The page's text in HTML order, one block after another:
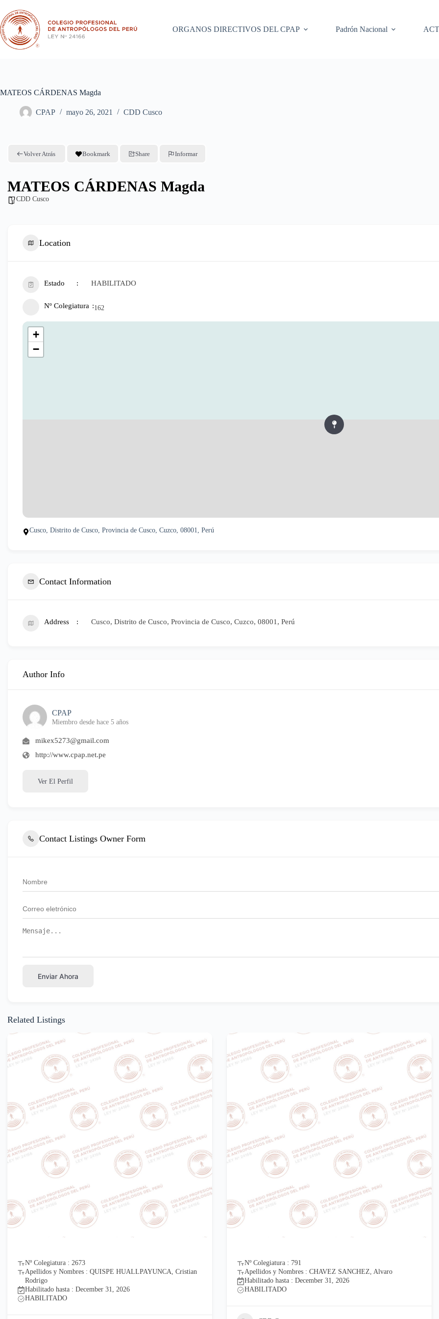
contenido
ORGANOS DIRECTIVOS DEL CPAP
Padrón Nacional
MATEOS CÁRDENAS Magda
CPAP mayo 26, 2021 CDD Cusco
Volver Atrás Bookmark Share Informar
MATEOS CÁRDENAS Magda
CDD Cusco
Location
Estado HABILITADO
Nº Colegiatura 162
+
−
Cusco, Distrito de Cusco, Provincia de Cusco, Cuzco, 08001, Perú
Contact Information
Address Cusco, Distrito de Cusco, Provincia de Cusco, Cuzco, 08001, Perú
Author Info
CPAP
Miembro desde hace 5 años
mikex5273@gmail.com
http://www.cpap.net.pe
Ver El Perfil
Contact Listings Owner Form
Enviar Ahora
Related Listings
Nº Colegiatura : 2673
Apellidos y Nombres : QUISPE HUALLPAYUNCA, Cristian
Rodrigo
Habilitado hasta : December 31, 2026
HABILITADO
Nº Colegiatura : 791
Apellidos y Nombres : CHAVEZ SANCHEZ, Alvaro
Habilitado hasta : December 31, 2026
HABILITADO